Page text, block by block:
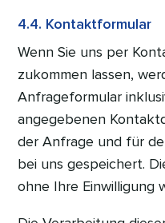
4.4. Kontaktformular
Wenn Sie uns per
zukommen lassen,
Anfrageformular
angegebenen
der Anfrage und für
bei uns gespeichert.
ohne Ihre Einwilligung